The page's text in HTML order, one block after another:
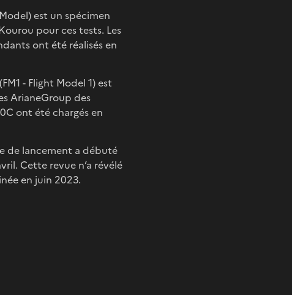
est un spécimen
pour ces tests. Les
ont été réalisés en
- Flight Model 1) est
ArianeGroup des
ont été chargés en
de lancement a débuté
Cette revue n’a révélé
en juin 2023.